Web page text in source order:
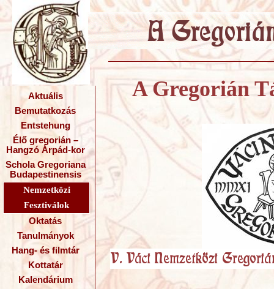
Aktuális
Bemutatkozás
Entstehung
Élő gregorián –
Hangzó Árpád-kor
Schola Gregoriana
Budapestinensis
Nemzetközi
Fesztiválok
Oktatás
Tanulmányok
Hang- és filmtár
Kottatár
Kalendárium
A Gregorián